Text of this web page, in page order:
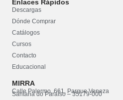
Enlaces Rápidos
Descargas
Dónde Comprar
Catálogos
Cursos
Contacto
Educacional
MIRRA
Calle Palermo, 661, Parque Veneza
Santana do Paraíso – 35179-000